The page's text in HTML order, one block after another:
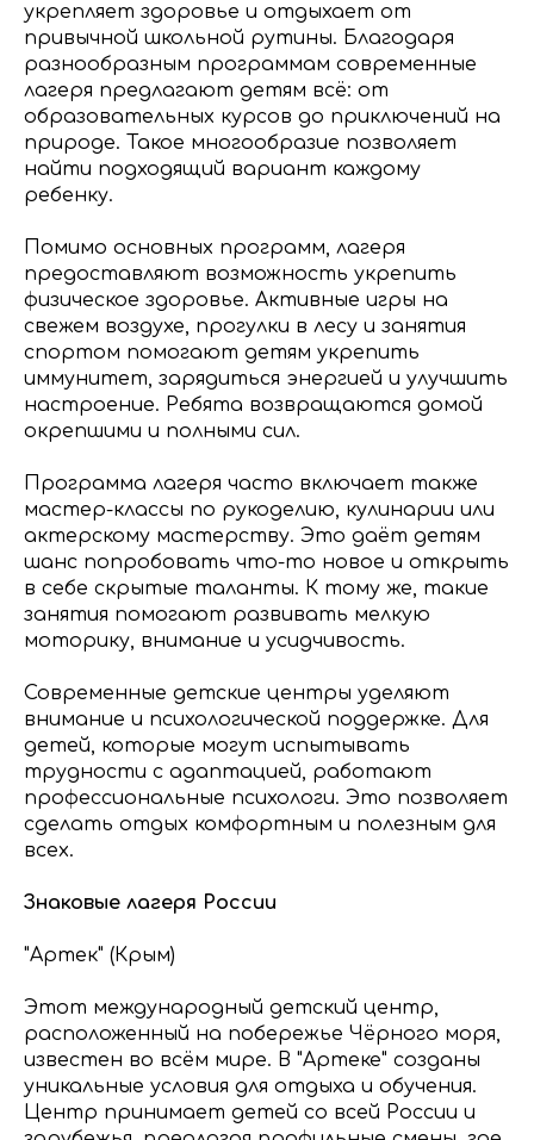
укрепляет здоровье и отдыхает от
привычной школьной рутины. Благодаря
разнообразным программам современные
лагеря предлагают детям всё: от
образовательных курсов до приключений на
природе. Такое многообразие позволяет
найти подходящий вариант каждому
ребенку.
Помимо основных программ, лагеря
предоставляют возможность укрепить
физическое здоровье. Активные игры на
свежем воздухе, прогулки в лесу и занятия
спортом помогают детям укрепить
иммунитет, зарядиться энергией и улучшить
настроение. Ребята возвращаются домой
окрепшими и полными сил.
Программа лагеря часто включает также
мастер-классы по рукоделию, кулинарии или
актерскому мастерству. Это даёт детям
шанс попробовать что-то новое и открыть
в себе скрытые таланты. К тому же, такие
занятия помогают развивать мелкую
моторику, внимание и усидчивость.
Современные детские центры уделяют
внимание и психологической поддержке. Для
детей, которые могут испытывать
трудности с адаптацией, работают
профессиональные психологи. Это позволяет
сделать отдых комфортным и полезным для
всех.
Знаковые лагеря России
"Артек" (Крым)
Этот международный детский центр,
расположенный на побережье Чёрного моря,
известен во всём мире. В "Артеке" созданы
уникальные условия для отдыха и обучения.
Центр принимает детей со всей России и